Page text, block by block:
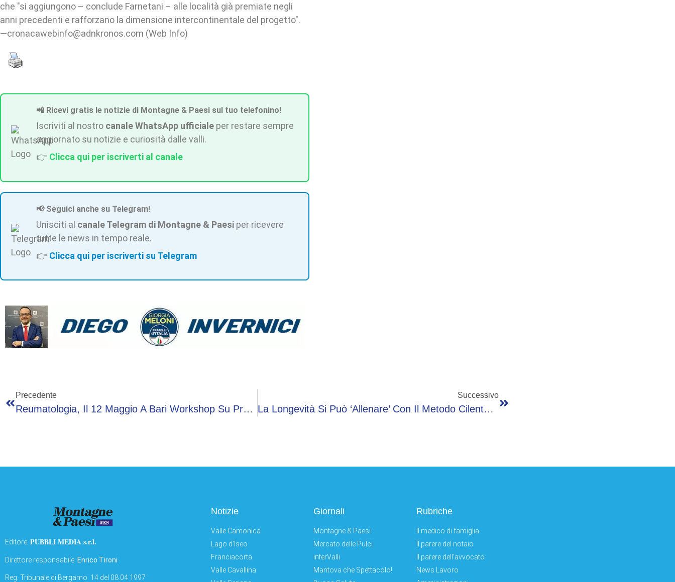
che "si aggiungono – conclude Farnetani – alle località già premiate negli
anni precedenti e rafforzano la dimensione intercontinentale del progetto".
—cronacawebinfo@adnkronos.com (Web Info)
📲 Ricevi gratis le notizie di Montagne & Paesi sul tuo telefonino!
Iscriviti al nostro canale WhatsApp ufficiale per restare sempre
aggiornato su notizie e curiosità dalle valli.
👉 Clicca qui per iscriverti al canale
📢 Seguici anche su Telegram!
Unisciti al canale Telegram di Montagne & Paesi per ricevere
tutte le news in tempo reale.
👉 Clicca qui per iscriverti su Telegram
Precedente
Reumatologia, Il 12 Maggio A Bari Workshop Su Presa In Carico Integrata
Successivo
La Longevità Si Può ‘allenare’ Con Il Metodo Cilento, Cos’è E Come Funziona
Editore: PUBBLI MEDIA s.r.l.
Direttore responsabile: Enrico Tironi
Reg: Tribunale di Bergamo: 14 del 08.04.1997
Notizie
Valle Camonica
Lago d'Iseo
Franciacorta
Valle Cavallina
Giornali
Montagne & Paesi
Mercato delle Pulci
interValli
Mantova che Spettacolo!
Rubriche
Il medico di famiglia
Il parere del notaio
Il parere dell'avvocato
News Lavoro